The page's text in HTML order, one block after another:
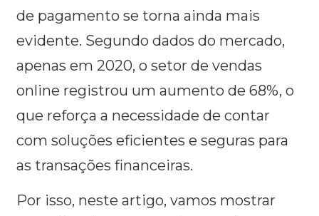
de pagamento se torna ainda mais
evidente. Segundo dados do mercado,
apenas em 2020, o setor de vendas
online registrou um aumento de 68%, o
que reforça a necessidade de contar
com soluções eficientes e seguras para
as transações financeiras.
Por isso, neste artigo, vamos mostrar